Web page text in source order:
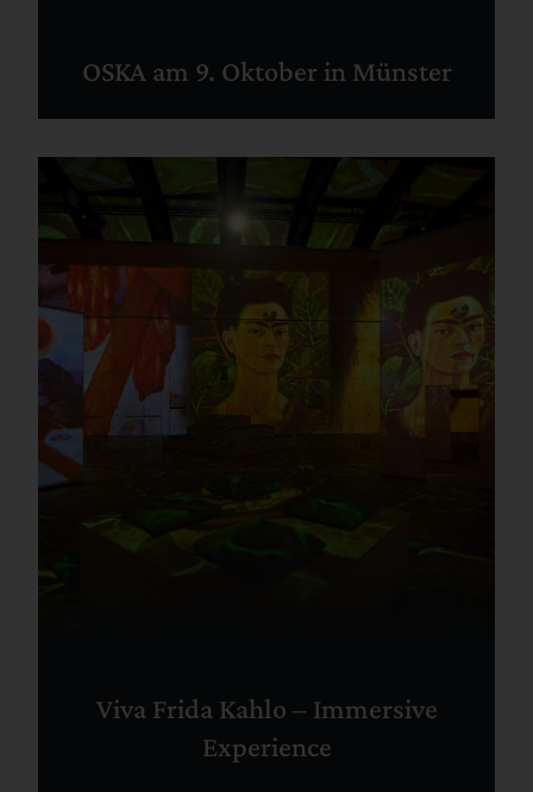
OSKA am 9. Oktober in Münster
Viva Frida Kahlo – Immersive
Experience